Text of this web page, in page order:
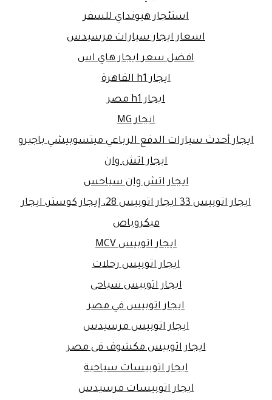
استئجار هيونداي للسفر
اسعار ايجار سيارات مرسيدس
افضل سعر ايجار هاي اس
ايجار h1 القاهرة
ايجار h1 مصر
ايجار MG
ايجار أحدث سيارات الدفع الرباعي ميتسوبيشي باجيرو
ايجار اتش وان
ايجار اتش وان سياحس
ايجار اتوبيس 33 ايجار اتوبيس 28، إيجار كوستر، ايجار
ميكروباص
ايجار اتوبيس MCV
ايجار اتوبيس رحلات
ايجار اتوبيس سياحى
ايجار اتوبيس في مصر
ايجار اتوبيس مرسيدس
ايجار اتوبيس مكشوف فى مصر
ايجار اتوبيسات سياحية
ايجار اتوبيسات مرسيدس